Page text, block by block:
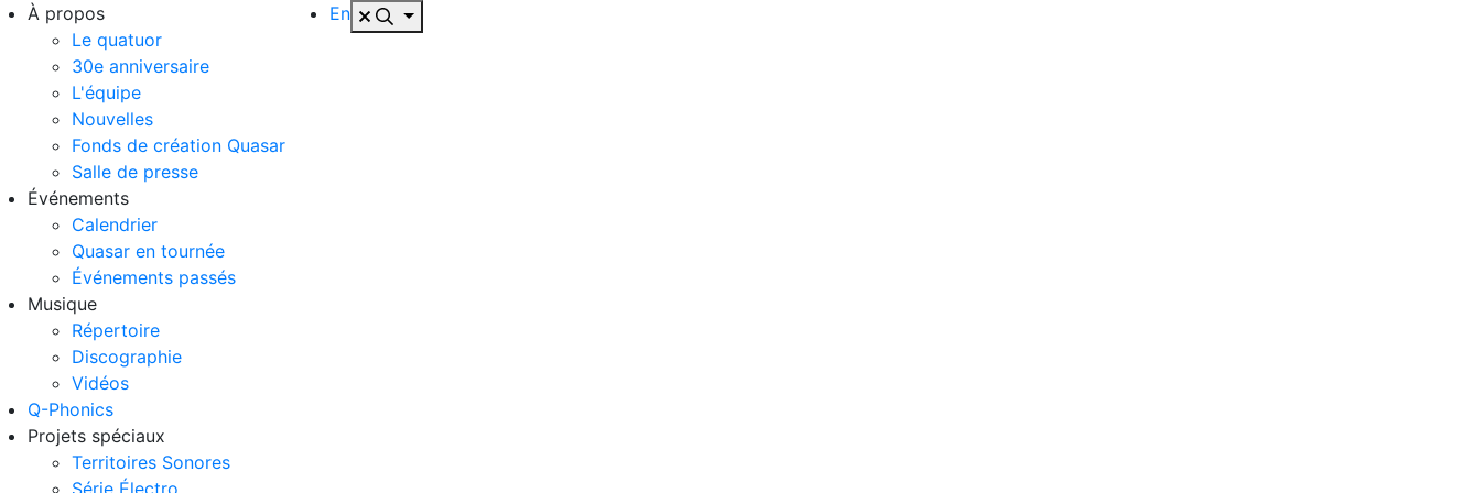
À propos
Le quatuor
30e anniversaire
L'équipe
Nouvelles
Fonds de création Quasar
Salle de presse
Événements
Calendrier
Quasar en tournée
Événements passés
Musique
Répertoire
Discographie
Vidéos
Q-Phonics
Projets spéciaux
Territoires Sonores
Série Électro
En